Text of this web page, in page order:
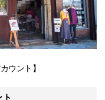
ウント】